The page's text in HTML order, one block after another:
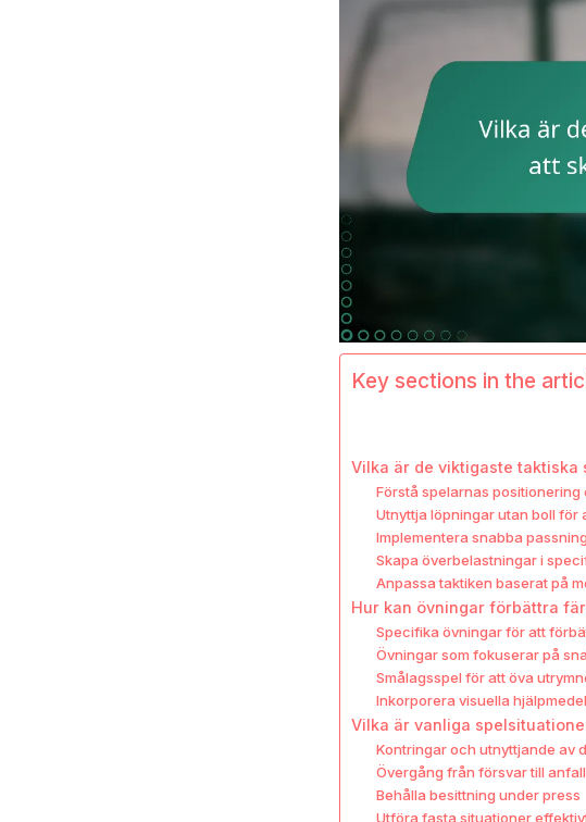
Key sections in the
Vilka är de viktigaste
Förstå spelarnas positionering
Utnyttja löpningar utan boll för
Implementera snabba
Skapa överbelastningar i
Anpassa taktiken baserat på
Hur kan övningar förbättra
Specifika övningar för att
Övningar som fokuserar på
Smålagsspel för att öva
Inkorporera visuella
Vilka är vanliga
Kontringar och utnyttjande av
Övergång från försvar till anfall
Behålla besittning under press
Utföra fasta situationer